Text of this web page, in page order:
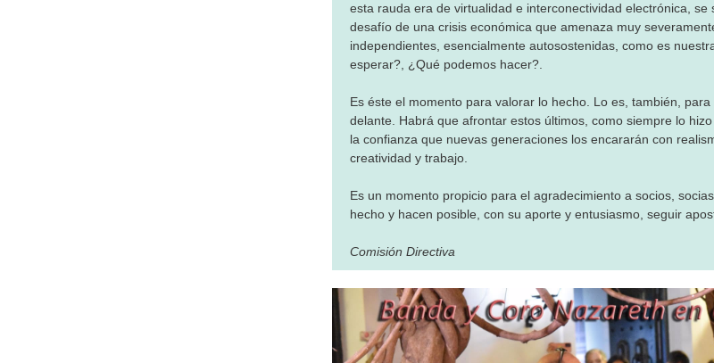
esta rauda era de virtualidad e interconectividad electrónica, se
desafío de una crisis económica que amenaza muy
independientes, esencialmente autosostenidas, como es
esperar?, ¿Qué podemos hacer?.
Es éste el momento para valorar lo hecho. Lo es, también,
delante. Habrá que afrontar estos últimos, como siempre lo
la confianza que nuevas generaciones los encararán con
creatividad y trabajo.
Es un momento propicio para el agradecimiento a socios,
hecho y hacen posible, con su aporte y entusiasmo, seguir
Comisión Directiva